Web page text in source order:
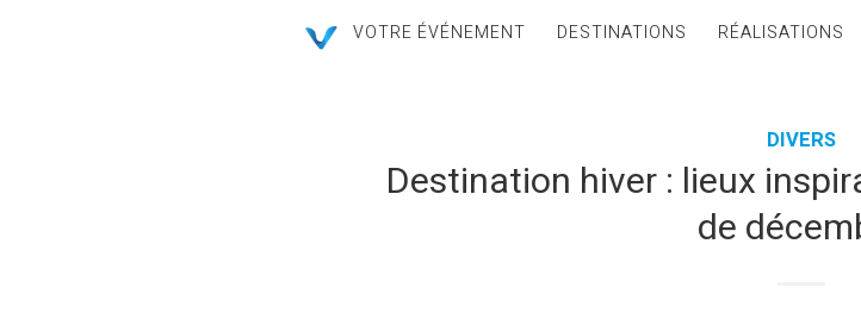
VOTRE ÉVÉNEMENT DESTINATIONS RÉALISATIONS
DIVERS
Destination hiver : lieux
de